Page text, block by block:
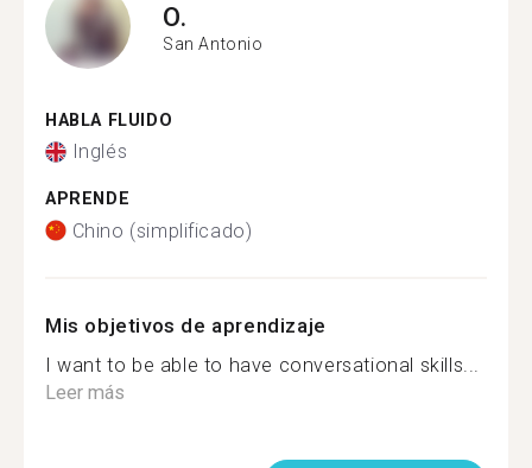
O.
San Antonio
HABLA FLUIDO
Inglés
APRENDE
Chino (simplificado)
Mis objetivos de aprendizaje
I want to be able to have conversational skills...
Leer más